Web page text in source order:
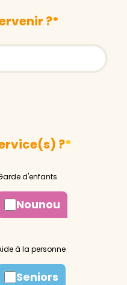
?*
Autocompletion
?*
Nounou
Seniors